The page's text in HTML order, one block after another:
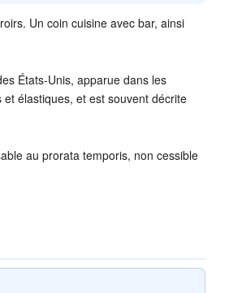
Un coin cuisine avec bar, ainsi
États-Unis, apparue dans les
élastiques, et est souvent décrite
au prorata temporis, non cessible